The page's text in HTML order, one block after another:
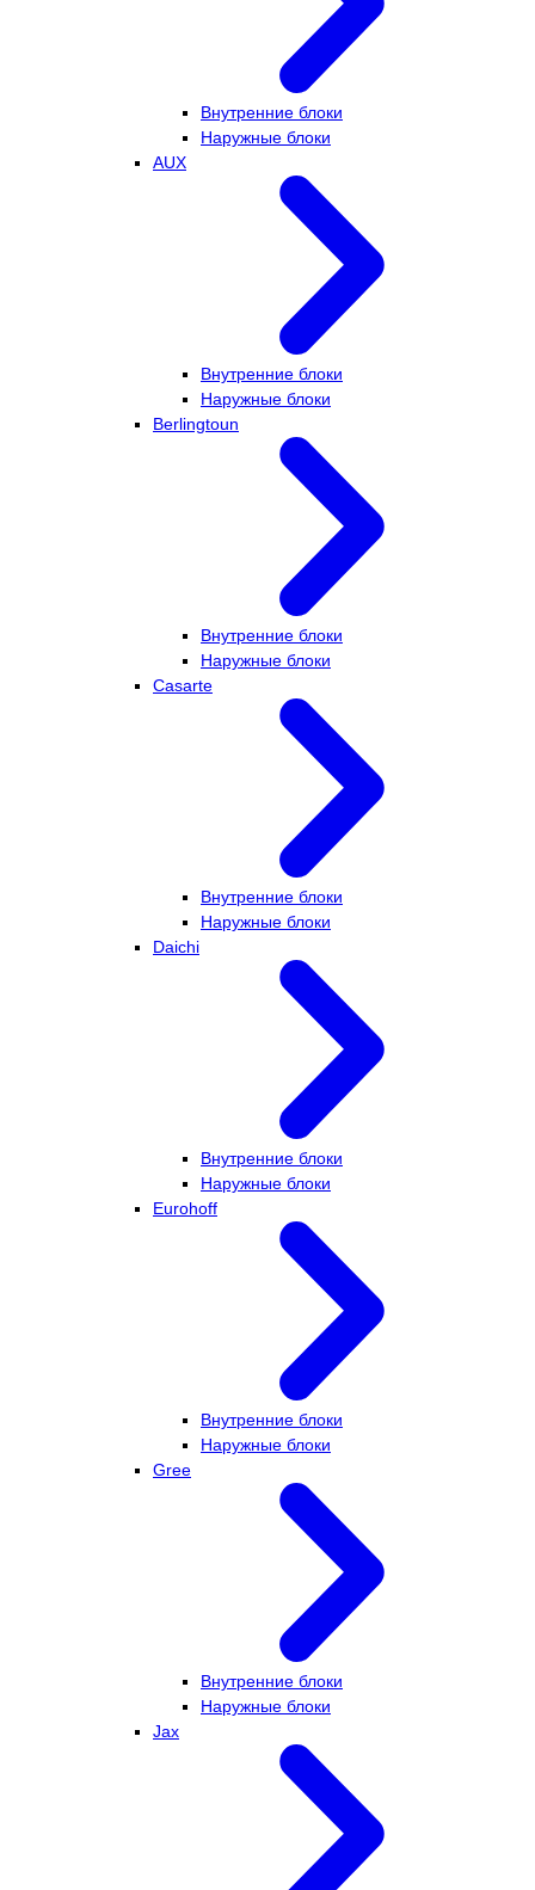
Внутренние блоки
Наружные блоки
AUX
Внутренние блоки
Наружные блоки
Berlingtoun
Внутренние блоки
Наружные блоки
Casarte
Внутренние блоки
Наружные блоки
Daichi
Внутренние блоки
Наружные блоки
Eurohoff
Внутренние блоки
Наружные блоки
Gree
Внутренние блоки
Наружные блоки
Jax